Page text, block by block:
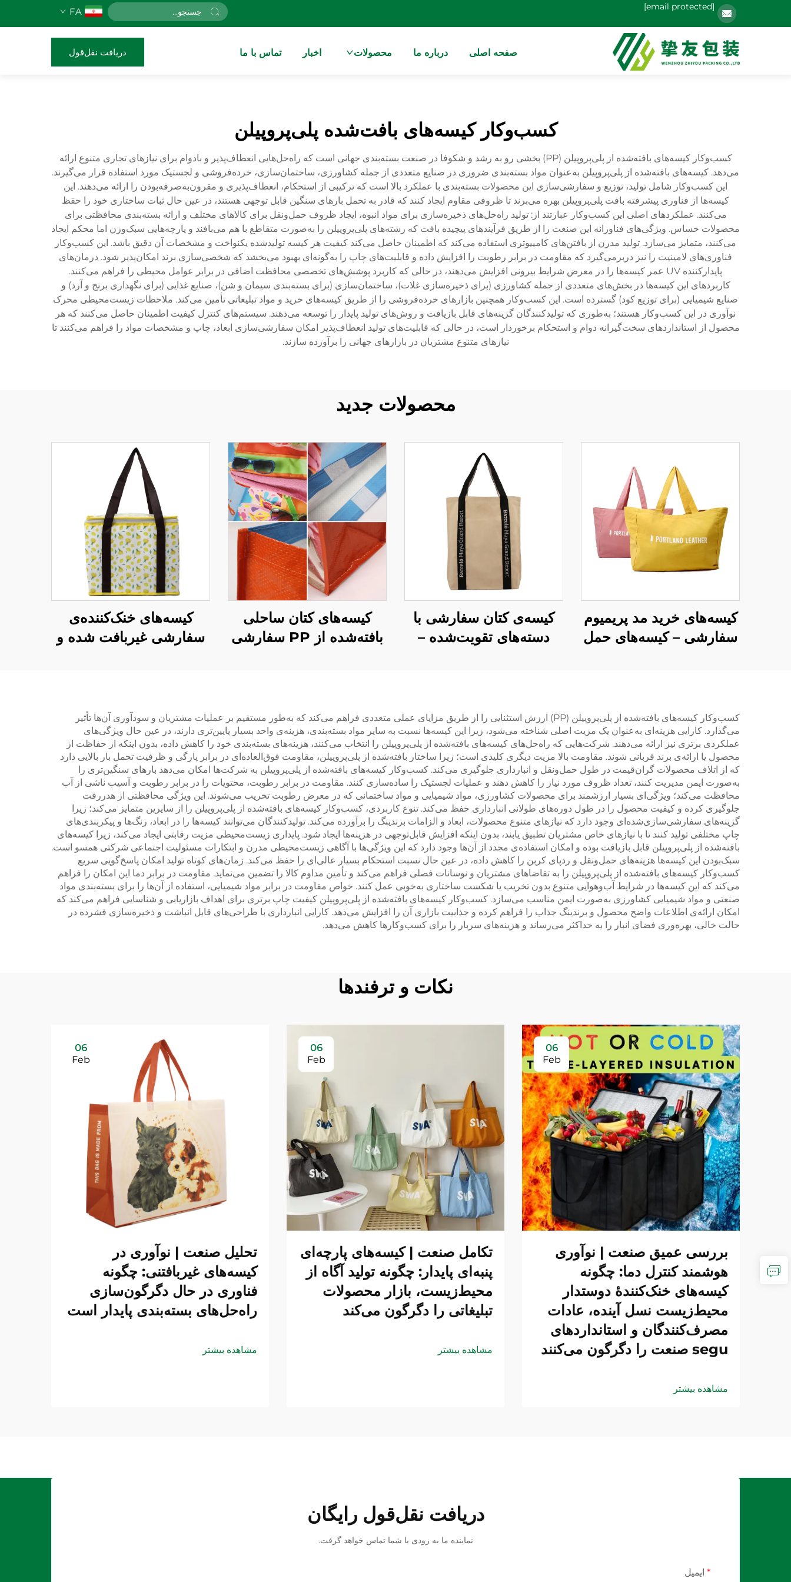
[email protected]
FA
صفحه اصلی درباره ما محصولات اخبار تماس با ما دریافت نقل‌قول
کسب‌وکار کیسه‌های بافت‌شده پلی‌پروپیلن
کسب‌وکار کیسه‌های بافته‌شده از پلی‌پروپیلن (PP) بخشی رو به رشد و شکوفا در صنعت بسته‌بندی جهانی است که راه‌حل‌هایی انعطاف‌پذیر و بادوام برای نیازهای تجاری متنوع ارائه
می‌دهد. کیسه‌های بافته‌شده از پلی‌پروپیلن به‌عنوان مواد بسته‌بندی ضروری در صنایع متعددی از جمله کشاورزی، ساختمان‌سازی، خرده‌فروشی و لجستیک مورد استفاده قرار می‌گیرند.
این کسب‌وکار شامل تولید، توزیع و سفارشی‌سازی این محصولات بسته‌بندی با عملکرد بالا است که ترکیبی از استحکام، انعطاف‌پذیری و مقرون‌به‌صرفه‌بودن را ارائه می‌دهند. این
کیسه‌ها از فناوری پیشرفته بافت پلی‌پروپیلن بهره می‌برند تا ظروفی مقاوم ایجاد کنند که قادر به تحمل بارهای سنگین قابل توجهی هستند، در عین حال ثبات ساختاری خود را حفظ
می‌کنند. عملکردهای اصلی این کسب‌وکار عبارتند از: تولید راه‌حل‌های ذخیره‌سازی برای مواد انبوه، ایجاد ظروف حمل‌ونقل برای کالاهای مختلف و ارائه بسته‌بندی محافظتی برای
محصولات حساس. ویژگی‌های فناورانه این صنعت را از طریق فرآیندهای پیچیده بافت که رشته‌های پلی‌پروپیلن را به‌صورت متقاطع با هم می‌بافند و پارچه‌هایی سبک‌وزن اما محکم ایجاد
می‌کنند، متمایز می‌سازد. تولید مدرن از بافتن‌های کامپیوتری استفاده می‌کند که اطمینان حاصل می‌کند کیفیت هر کیسه تولیدشده یکنواخت و مشخصات آن دقیق باشد. این کسب‌وکار
فناوری‌های لامینیت را نیز دربرمی‌گیرد که مقاومت در برابر رطوبت را افزایش داده و قابلیت‌های چاپ را به‌گونه‌ای بهبود می‌بخشد که شخصی‌سازی برند امکان‌پذیر شود. درمان‌های
پایدارکننده UV عمر کیسه‌ها را در معرض شرایط بیرونی افزایش می‌دهند، در حالی که کاربرد پوشش‌های تخصصی محافظت اضافی در برابر عوامل محیطی را فراهم می‌کنند.
کاربردهای این کیسه‌ها در بخش‌های متعددی از جمله کشاورزی (برای ذخیره‌سازی غلات)، ساختمان‌سازی (برای بسته‌بندی سیمان و شن)، صنایع غذایی (برای نگهداری برنج و آرد) و
صنایع شیمیایی (برای توزیع کود) گسترده است. این کسب‌وکار همچنین بازارهای خرده‌فروشی را از طریق کیسه‌های خرید و مواد تبلیغاتی تأمین می‌کند. ملاحظات زیست‌محیطی محرک
نوآوری در این کسب‌وکار هستند؛ به‌طوری که تولیدکنندگان گزینه‌های قابل بازیافت و روش‌های تولید پایدار را توسعه می‌دهند. سیستم‌های کنترل کیفیت اطمینان حاصل می‌کنند که هر
محصول از استانداردهای سخت‌گیرانه دوام و استحکام برخوردار است، در حالی که قابلیت‌های تولید انعطاف‌پذیر امکان سفارشی‌سازی ابعاد، چاپ و مشخصات مواد را فراهم می‌کنند تا
نیازهای متنوع مشتریان در بازارهای جهانی را برآورده سازند.
محصولات جدید
کیسه‌های خرید مد پریمیوم
سفارشی – کیسه‌های حمل
زندگی
کیسه‌ی کتان سفارشی با
دسته‌های تقویت‌شده –
کیسه‌های کتان ساحلی
بافته‌شده از PP سفارشی
کیسه‌های خنک‌کننده‌ی
سفارشی غیربافت شده و
شرکتی
کسب‌وکار کیسه‌های بافته‌شده از پلی‌پروپیلن (PP) ارزش استثنایی را از طریق مزایای عملی متعددی فراهم می‌کند که به‌طور مستقیم بر عملیات مشتریان و سودآوری آن‌ها تأثیر
می‌گذارد. کارایی هزینه‌ای به‌عنوان یک مزیت اصلی شناخته می‌شود، زیرا این کیسه‌ها نسبت به سایر مواد بسته‌بندی، هزینه‌ی واحد بسیار پایین‌تری دارند، در عین حال ویژگی‌های
عملکردی برتری نیز ارائه می‌دهند. شرکت‌هایی که راه‌حل‌های کیسه‌های بافته‌شده از پلی‌پروپیلن را انتخاب می‌کنند، هزینه‌های بسته‌بندی خود را کاهش داده، بدون اینکه از حفاظت از
محصول یا ارائه‌ی برند قربانی شوند. مقاومت بالا مزیت دیگری کلیدی است؛ زیرا ساختار بافته‌شده از پلی‌پروپیلن، مقاومت فوق‌العاده‌ای در برابر پارگی و ظرفیت تحمل بار بالایی دارد
که از اتلاف محصولات گران‌قیمت در طول حمل‌ونقل و انبارداری جلوگیری می‌کند. کسب‌وکار کیسه‌های بافته‌شده از پلی‌پروپیلن به شرکت‌ها امکان می‌دهد بارهای سنگین‌تری را
به‌صورت ایمن مدیریت کنند، تعداد ظروف مورد نیاز را کاهش دهند و عملیات لجستیک را ساده‌سازی کنند. مقاومت در برابر رطوبت، محتویات را در برابر رطوبت و آسیب ناشی از آب
محافظت می‌کند؛ ویژگی‌ای بسیار ارزشمند برای محصولات کشاورزی، مواد شیمیایی و مواد ساختمانی که در معرض رطوبت تخریب می‌شوند. این ویژگی محافظتی از هدررفت
جلوگیری کرده و کیفیت محصول را در طول دوره‌های طولانی انبارداری حفظ می‌کند. تنوع کاربردی، کسب‌وکار کیسه‌های بافته‌شده از پلی‌پروپیلن را از سایرین متمایز می‌کند؛ زیرا
گزینه‌های سفارشی‌سازی‌شده‌ای وجود دارد که نیازهای متنوع محصولات، ابعاد و الزامات برندینگ را برآورده می‌کند. تولیدکنندگان می‌توانند کیسه‌ها را در ابعاد، رنگ‌ها و پیکربندی‌های
چاپ مختلفی تولید کنند تا با نیازهای خاص مشتریان تطبیق یابند، بدون اینکه افزایش قابل‌توجهی در هزینه‌ها ایجاد شود. پایداری زیست‌محیطی مزیت رقابتی ایجاد می‌کند، زیرا کیسه‌های
بافته‌شده از پلی‌پروپیلن قابل بازیافت بوده و امکان استفاده‌ی مجدد از آن‌ها وجود دارد که این ویژگی‌ها با آگاهی زیست‌محیطی مدرن و ابتکارات مسئولیت اجتماعی شرکتی همسو است.
سبک‌بودن این کیسه‌ها هزینه‌های حمل‌ونقل و ردپای کربن را کاهش داده، در عین حال نسبت استحکام بسیار عالی‌ای را حفظ می‌کند. زمان‌های کوتاه تولید امکان پاسخ‌گویی سریع
کسب‌وکار کیسه‌های بافته‌شده از پلی‌پروپیلن را به تقاضاهای مشتریان و نوسانات فصلی فراهم می‌کند و تأمین مداوم کالا را تضمین می‌نماید. مقاومت در برابر دما این امکان را فراهم
می‌کند که این کیسه‌ها در شرایط آب‌وهوایی متنوع بدون تخریب یا شکست ساختاری به‌خوبی عمل کنند. خواص مقاومت در برابر مواد شیمیایی، استفاده از آن‌ها را برای بسته‌بندی مواد
صنعتی و مواد شیمیایی کشاورزی به‌صورت ایمن مناسب می‌سازد. کسب‌وکار کیسه‌های بافته‌شده از پلی‌پروپیلن کیفیت چاپ برتری برای اهداف بازاریابی و شناسایی فراهم می‌کند که
امکان ارائه‌ی اطلاعات واضح محصول و برندینگ جذاب را فراهم کرده و جذابیت بازاری آن را افزایش می‌دهد. کارایی انبارداری با طراحی‌های قابل انباشت و ذخیره‌سازی فشرده در
حالت خالی، بهره‌وری فضای انبار را به حداکثر می‌رساند و هزینه‌های سربار را برای کسب‌وکارها کاهش می‌دهد.
نکات و ترفندها
06
Feb
بررسی عمیق صنعت | نوآوری
هوشمند کنترل دما: چگونه
کیسه‌های خنک‌کنندهٔ دوستدار
محیط‌زیست نسل آینده، عادات
مصرف‌کنندگان و استانداردهای
segu صنعت را دگرگون می‌کنند
مشاهده بیشتر
06
Feb
تکامل صنعت | کیسه‌های پارچه‌ای
پنبه‌ای پایدار: چگونه تولید آگاه از
محیط‌زیست، بازار محصولات
تبلیغاتی را دگرگون می‌کند
مشاهده بیشتر
06
Feb
تحلیل صنعت | نوآوری در
کیسه‌های غیربافتنی: چگونه
فناوری در حال دگرگون‌سازی
راه‌حل‌های بسته‌بندی پایدار است
مشاهده بیشتر
دریافت نقل‌قول رایگان
نماینده ما به زودی با شما تماس خواهد گرفت.
ایمیل